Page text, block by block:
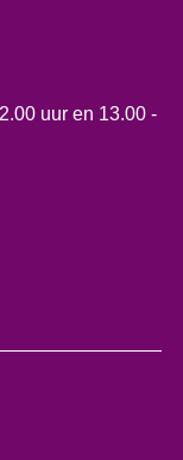
uur en 13.00 -